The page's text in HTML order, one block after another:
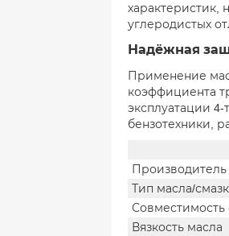
характеристик,
углеродистых
Надёжная
Применение
коэффициента
эксплуатации
бензотехники,
Производитель
Тип масла/
Совместимость
Вязкость масла